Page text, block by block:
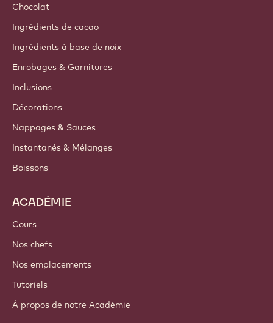
Chocolat
Ingrédients de cacao
Ingrédients à base de noix
Enrobages & Garnitures
Inclusions
Décorations
Nappages & Sauces
Instantanés & Mélanges
Boissons
ACADÉMIE
Cours
Nos chefs
Nos emplacements
Tutoriels
À propos de notre Académie